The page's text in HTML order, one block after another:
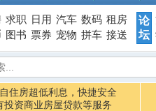
求职 日用 汽车 数码 租房
图书 票券 宠物 拼车 接送
论
坛
住房超低利息，快捷安全
投资商业房屋贷款等服务